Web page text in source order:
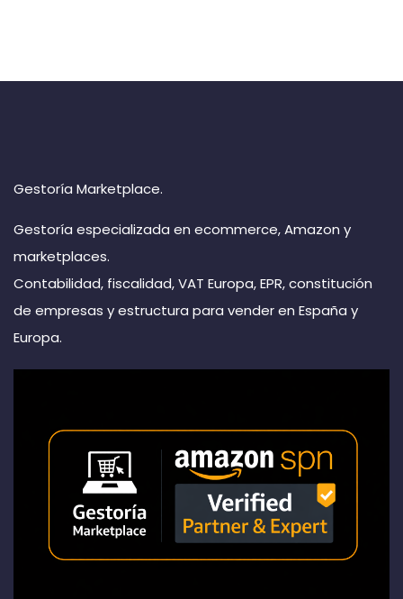
Gestoría Marketplace.
Gestoría especializada en ecommerce, Amazon y
marketplaces.
Contabilidad, fiscalidad, VAT Europa, EPR, constitución
de empresas y estructura para vender en España y
Europa.